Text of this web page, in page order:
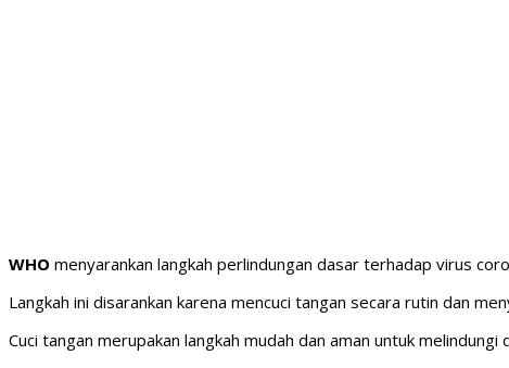
WHO menyarankan langkah perlindungan dasar terhadap virus
Langkah ini disarankan karena mencuci tangan secara rutin dan
Cuci tangan merupakan langkah mudah dan aman untuk